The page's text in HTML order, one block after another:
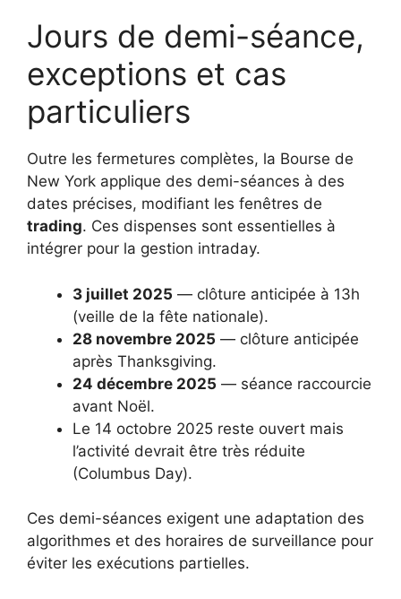
Jours de demi-séance,
exceptions et cas
particuliers
Outre les fermetures complètes, la Bourse de
New York applique des demi-séances à des
dates précises, modifiant les fenêtres de
trading. Ces dispenses sont essentielles à
intégrer pour la gestion intraday.
3 juillet 2025 — clôture anticipée à 13h
(veille de la fête nationale).
28 novembre 2025 — clôture anticipée
après Thanksgiving.
24 décembre 2025 — séance raccourcie
avant Noël.
Le 14 octobre 2025 reste ouvert mais
l’activité devrait être très réduite
(Columbus Day).
Ces demi-séances exigent une adaptation des
algorithmes et des horaires de surveillance pour
éviter les exécutions partielles.